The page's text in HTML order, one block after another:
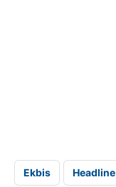
Ekbis Headline